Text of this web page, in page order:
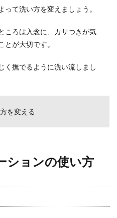
て洗い方を変えましょう。
ころは入念に、カサつきが気
が大切です。
く撫でるように洗い流しまし
を変える
ションの使い方